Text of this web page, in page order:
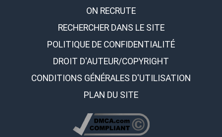
ON RECRUTE
RECHERCHER DANS LE SITE
POLITIQUE DE CONFIDENTIALITÉ
DROIT D'AUTEUR/COPYRIGHT
CONDITIONS GÉNÉRALES D'UTILISATION
PLAN DU SITE